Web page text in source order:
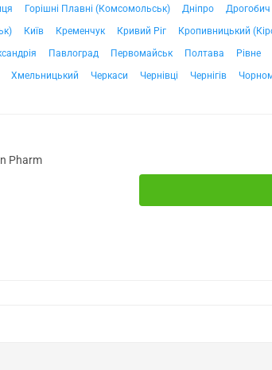
Горішні Плавні (Комсомольськ) Дніпро Дрогобич
Київ Кременчук Кривий Ріг Кропивницький
Павлоград Первомайськ Полтава Рівне
Хмельницький Черкаси Чернівці Чернігів
Pharm